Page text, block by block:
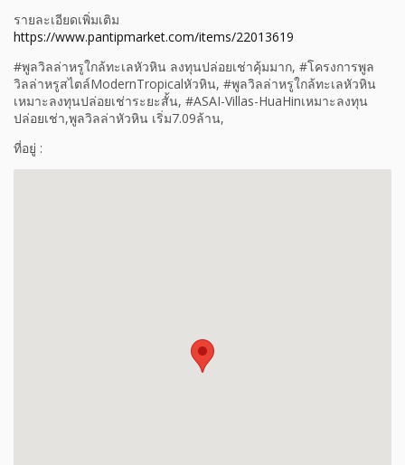
รายละเอียดเพิ่มเติม
https://www.pantipmarket.com/items/22013619
#พูลวิลล่าหรูใกล้ทะเลหัวหิน ลงทุนปล่อยเช่าคุ้มมาก, #โครงการพูล
วิลล่าหรูสไตล์ModernTropicalหัวหิน, #พูลวิลล่าหรูใกล้ทะเลหัวหิน
เหมาะลงทุนปล่อยเช่าระยะสั้น, #ASAI-Villas-HuaHinเหมาะลงทุน
ปล่อยเช่า,พูลวิลล่าหัวหิน เริ่ม7.09ล้าน,
ที่อยู่ :